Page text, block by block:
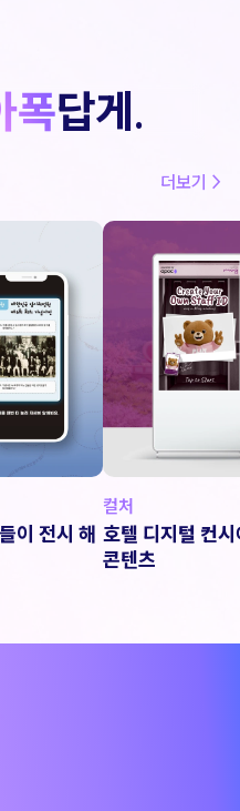
폭답게.
더보기 >
이 전시 해
컬처
호텔 디지털 컨
콘텐츠